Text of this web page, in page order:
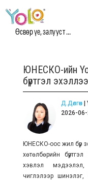
Өсвөр үе, залууст ...
ЮНЕСКО-ийн
бүртгэл эхэллээ
Д.Дөлгөөн|
2026-
ЮНЕСКО-оос жил бүр
хөтөлбөрийн
хэвлэл
чиглэлээр шинэлэг,